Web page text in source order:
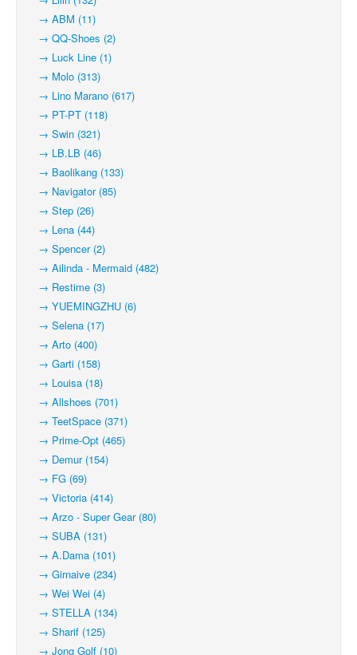
→ ABM (11)
→ QQ-Shoes (2)
→ Luck Line (1)
→ Molo (313)
→ Lino Marano (617)
→ PT-PT (118)
→ Swin (321)
→ LB.LB (46)
→ Baolikang (133)
→ Navigator (85)
→ Step (26)
→ Lena (44)
→ Spencer (2)
→ Ailinda - Mermaid (482)
→ Restime (3)
→ YUEMINGZHU (6)
→ Selena (17)
→ Arto (400)
→ Garti (158)
→ Louisa (18)
→ Allshoes (701)
→ TeetSpace (371)
→ Prime-Opt (465)
→ Demur (154)
→ FG (69)
→ Victoria (414)
→ Arzo - Super Gear (80)
→ SUBA (131)
→ A.Dama (101)
→ Girnaive (234)
→ Wei Wei (4)
→ STELLA (134)
→ Sharif (125)
→ Jong Golf (10)